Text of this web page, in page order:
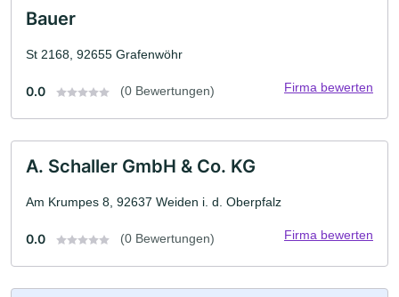
Bauer
St 2168, 92655 Grafenwöhr
0.0 (0 Bewertungen) Firma bewerten
A. Schaller GmbH & Co. KG
Am Krumpes 8, 92637 Weiden i. d. Oberpfalz
0.0 (0 Bewertungen) Firma bewerten